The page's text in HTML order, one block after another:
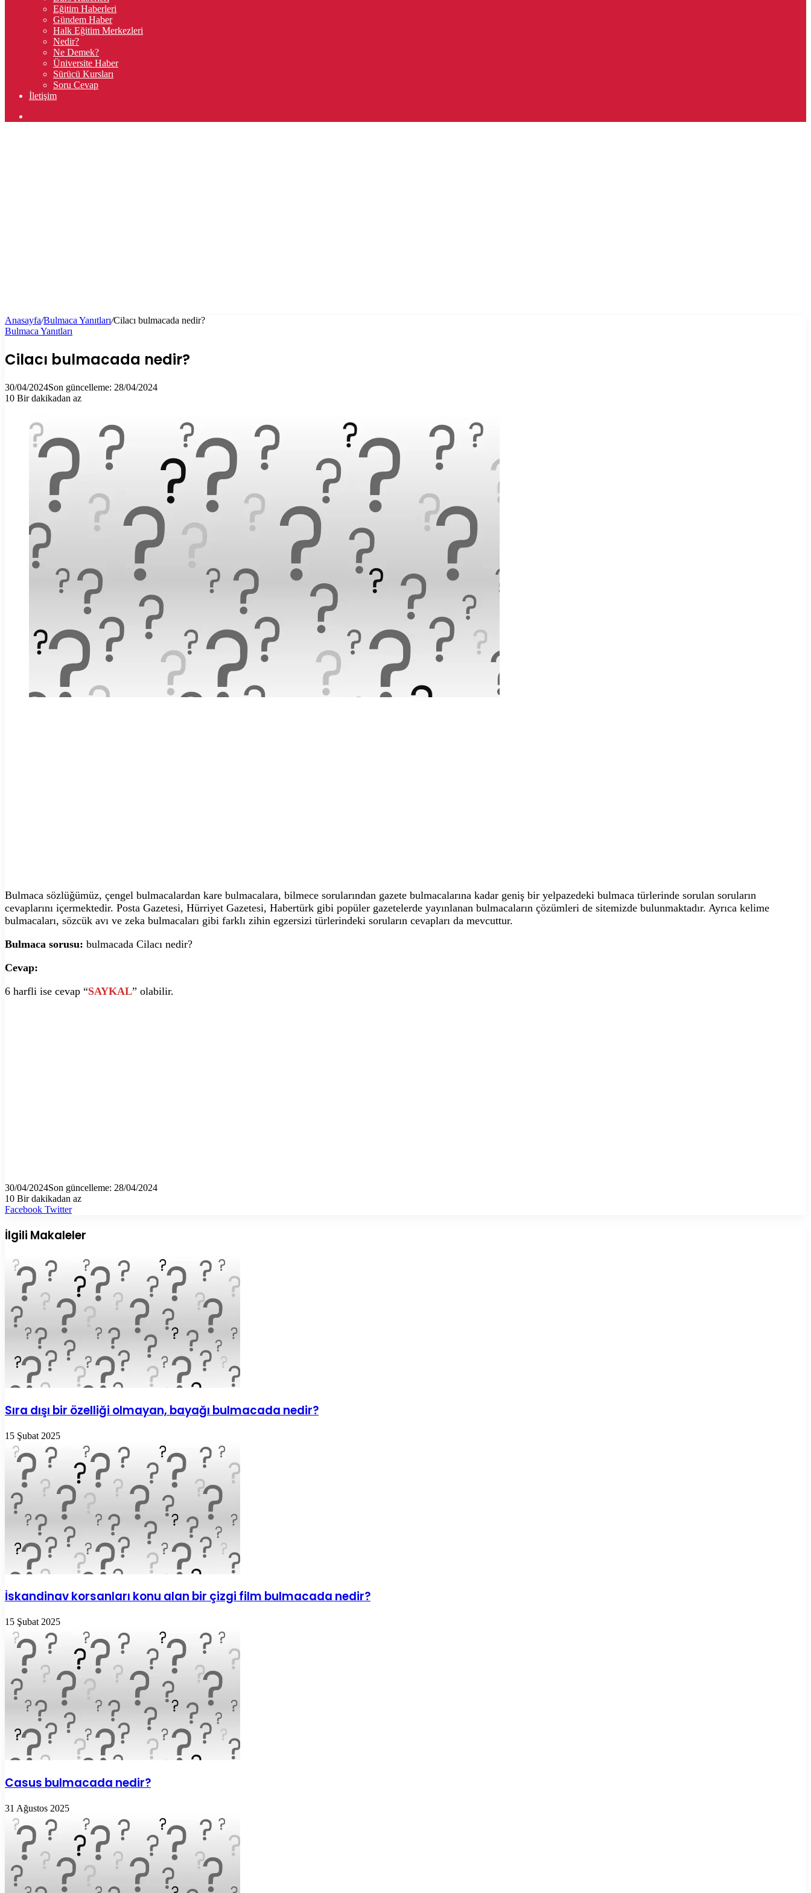
Eğitim Haberleri
Gündem Haber
Halk Eğitim Merkezleri
Nedir?
Ne Demek?
Üniversite Haber
Sürücü Kursları
Soru Cevap
İletişim
Anasayfa/Bulmaca Yanıtları/Cilacı bulmacada nedir?
Bulmaca Yanıtları
Cilacı bulmacada nedir?
30/04/2024Son güncelleme: 28/04/2024
10 Bir dakikadan az
Bulmaca sözlüğümüz, çengel bulmacalardan kare bulmacalara, bilmece sorularından gazete bulmacalarına kadar geniş bir yelpazedeki bulmaca türlerinde sorulan soruların
cevaplarını içermektedir. Posta Gazetesi, Hürriyet Gazetesi, Habertürk gibi popüler gazetelerde yayınlanan bulmacaların çözümleri de sitemizde bulunmaktadır. Ayrıca kelime
bulmacaları, sözcük avı ve zeka bulmacaları gibi farklı zihin egzersizi türlerindeki soruların cevapları da mevcuttur.
Bulmaca sorusu: bulmacada Cilacı nedir?
Cevap:
6 harfli ise cevap “SAYKAL” olabilir.
30/04/2024Son güncelleme: 28/04/2024
10 Bir dakikadan az
Facebook TwitterLinkedIn
Tumblr
Pinterest
Reddit
VKontakte
E-
ile
paylaş
Yazdır
İlgili Makaleler
Sıra dışı bir özelliği olmayan, bayağı bulmacada nedir?
15 Şubat 2025
İskandinav korsanları konu alan bir çizgi film bulmacada nedir?
15 Şubat 2025
Casus bulmacada nedir?
31 Ağustos 2025